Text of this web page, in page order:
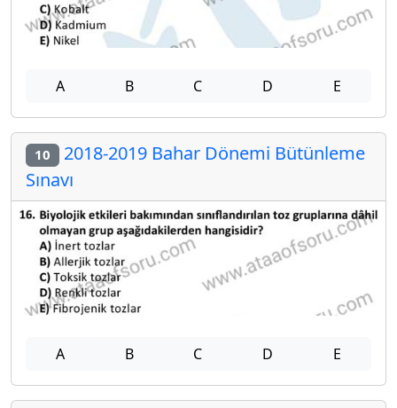
A B C D E
10 2018-2019 Bahar Dönemi Bütünleme
Sınavı
A B C D E